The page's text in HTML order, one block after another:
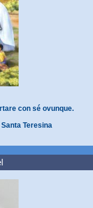
con sé ovunque.
Teresina